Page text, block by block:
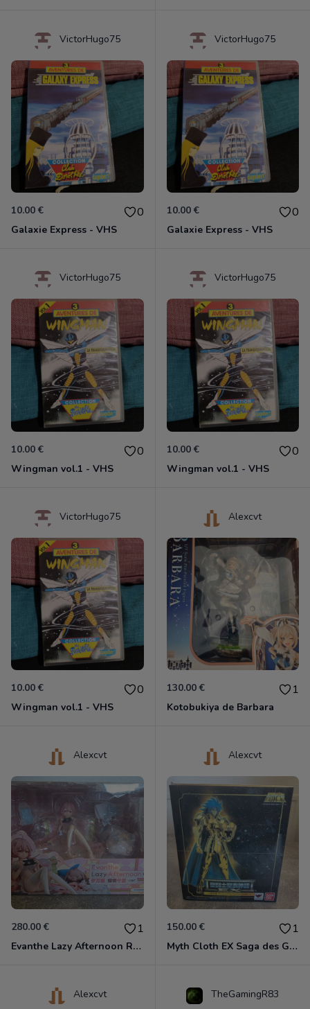
VictorHugo75
10.00 € 0
Galaxie Express - VHS
VictorHugo75
10.00 € 0
Galaxie Express - VHS
VictorHugo75
10.00 € 0
Wingman vol.1 - VHS
VictorHugo75
10.00 € 0
Wingman vol.1 - VHS
VictorHugo75
10.00 € 0
Wingman vol.1 - VHS
Alexcvt
130.00 € 1
Kotobukiya de Barbara
Alexcvt
280.00 € 1
Evanthe Lazy Afternoon Red Pride of Eden
Alexcvt
150.00 € 1
Myth Cloth EX Saga des Gémeaux
Alexcvt TheGamingR83